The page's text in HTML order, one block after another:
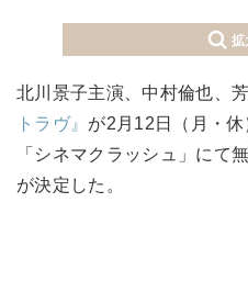
拡
北川景子主演、中村倫也、
トラヴ』 が2月12日（月・
「シネマクラッシュ」にて
が決定した。